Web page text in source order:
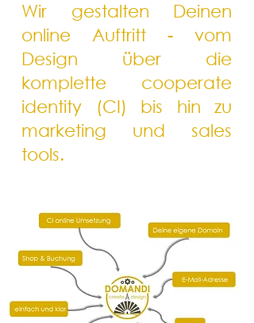
Wir gestalten Deinen
online Auftritt - vom
Design über die
komplette cooperate
identity (CI) bis hin zu
marketing und sales
tools.